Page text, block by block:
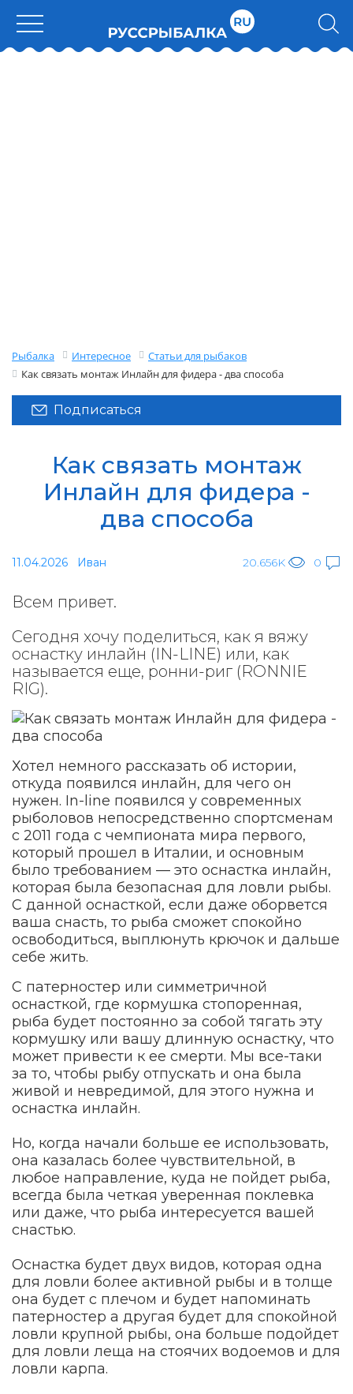
Рыбалка Интересное
Статьи для рыбаков
Как связать монтаж Инлайн для фидера - два способа
Подписаться
Как связать монтаж
Инлайн для фидера -
два способа
11.04.2026 Иван 20.656K 0
Всем привет.
Сегодня хочу поделиться, как я вяжу
оснастку инлайн (IN-LINE) или, как
называется еще, ронни-риг (RONNIE
RIG).
Хотел немного рассказать об истории,
откуда появился инлайн, для чего он
нужен. In-line появился у современных
рыболовов непосредственно спортсменам
с 2011 года с чемпионата мира первого,
который прошел в Италии, и основным
было требованием — это оснастка инлайн,
которая была безопасная для ловли рыбы.
С данной оснасткой, если даже оборвется
ваша снасть, то рыба сможет спокойно
освободиться, выплюнуть крючок и дальше
себе жить.
С патерностер или симметричной
оснасткой, где кормушка стопоренная,
рыба будет постоянно за собой тягать эту
кормушку или вашу длинную оснастку, что
может привести к ее смерти. Мы все-таки
за то, чтобы рыбу отпускать и она была
живой и невредимой, для этого нужна и
оснастка инлайн.
Но, когда начали больше ее использовать,
она казалась более чувствительной, в
любое направление, куда не пойдет рыба,
всегда была четкая уверенная поклевка
или даже, что рыба интересуется вашей
снастью.
Оснастка будет двух видов, которая одна
для ловли более активной рыбы и в толще
она будет с плечом и будет напоминать
патерностер а другая будет для спокойной
ловли крупной рыбы, она больше подойдет
для ловли леща на стоячих водоемов и для
ловли карпа.